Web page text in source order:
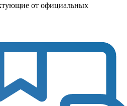
от официальных